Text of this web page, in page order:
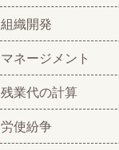
組織開発
マネージメント
残業代の計算
労使紛争